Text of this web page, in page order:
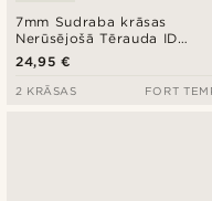
7mm Sudraba krāsas
Nerūsējošā Tērauda ID
rokassprādze
24,95 €
2 KRĀSAS FORT